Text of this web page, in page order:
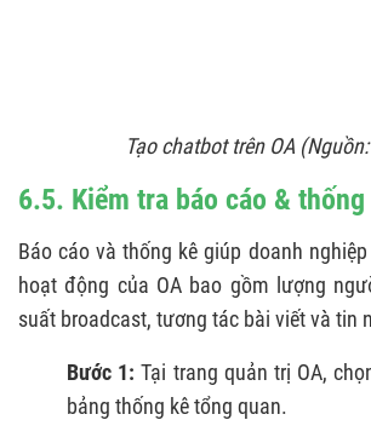
Tạo chatbot trên OA
6.5. Kiểm tra báo cáo & thống
Báo cáo và thống kê giúp doanh
hoạt động của OA bao gồm lượng
suất broadcast, tương tác bài viết và tin
Bước 1: Tại trang quản trị OA,
bảng thống kê tổng quan.